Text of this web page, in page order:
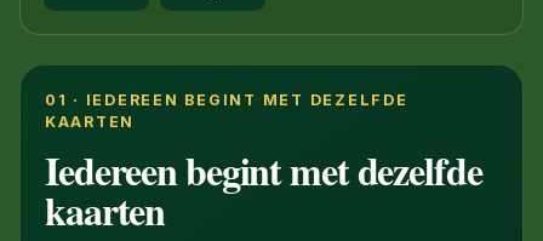
01 · IEDEREEN BEGINT MET DEZELFDE
KAARTEN
Iedereen begint met dezelfde
kaarten